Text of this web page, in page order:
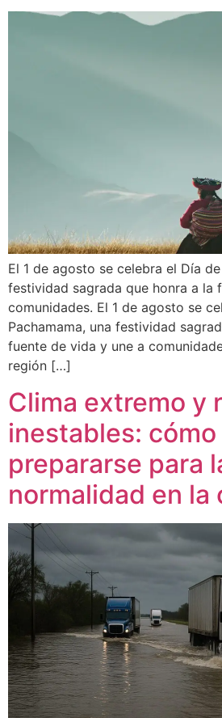
El 1 de agosto se celebra el Día
festividad sagrada que honra a la
comunidades. El 1 de agosto se
Pachamama, una festividad
fuente de vida y une a
región […]
Clima extremo y
inestables: cómo
prepararse para
normalidad en la